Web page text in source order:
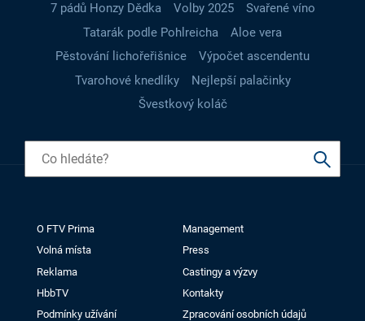
7 pádů Honzy Dědka
Volby 2025
Svařené víno
Tatarák podle Pohlreicha
Aloe vera
Pěstování lichořeřišnice
Výpočet ascendentu
Tvarohové knedlíky
Nejlepší palačinky
Švestkový koláč
O FTV Prima
Management
Volná místa
Press
Reklama
Castingy a výzvy
HbbTV
Kontakty
Podmínky užívání
Zpracování osobních údajů